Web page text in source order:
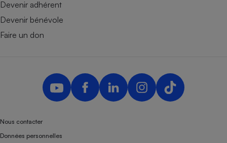
Devenir adhérent
Devenir bénévole
Faire un don
Nous contacter
Données personnelles